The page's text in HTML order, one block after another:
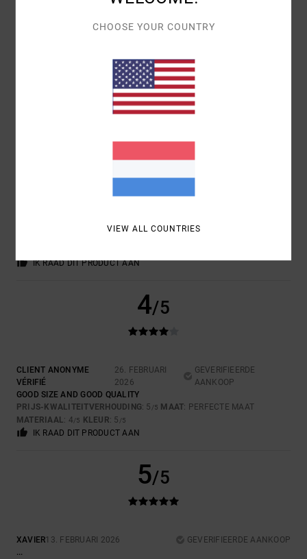
PRIJS-KWALITEITVERHOUDING
KLEUR: 5/5
IK RAAD DIT PRODUCT AAN
5/5
A WONDERFUL COLOUR
IK RAAD DIT PRODUCT AAN
4/5
CLIENT ANONYME
VÉRIFIÉ
26. FEBRUARI
2026
GEVERIFIEERDE
AANKOOP
GOOD SIZE AND GOOD QUALITY
PRIJS-KWALITEITVERHOUDING: 5 /5 MAAT: PERFECTE MAAT
MATERIAAL: 4/5 KLEUR: 5 /5
IK RAAD DIT PRODUCT AAN
5/5
XAVIER13. FEBRUARI 2026
GEVERIFIEERDE AANKOOP
...
CHOOSE YOUR COUNTRY
VIEW ALL COUNTRIES